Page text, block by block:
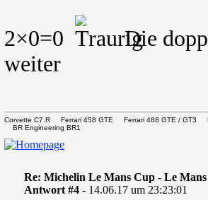
2×0=0
Die
weiter
Corvette C7.R Ferrari 458 GTE Ferrari 488 GTE /
BR Engineering BR1
Re: Michelin Le Mans Cup - Le Mans
Antwort #4 - 14.06.17 um 23:23:01